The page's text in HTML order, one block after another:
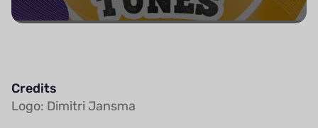
Credits
Logo: Dimitri Jansma